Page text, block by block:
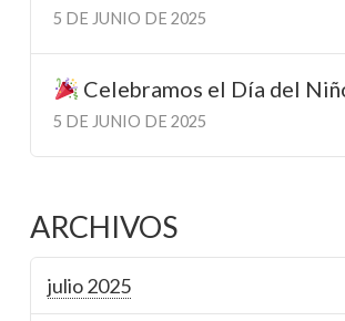
5 DE JUNIO DE 2025
Celebramos el Día del
5 DE JUNIO DE 2025
ARCHIVOS
julio 2025